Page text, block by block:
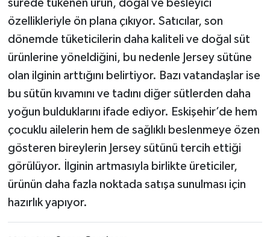
sürede tükenen ürün, doğal ve besleyici
özellikleriyle ön plana çıkıyor. Satıcılar, son
dönemde tüketicilerin daha kaliteli ve doğal süt
ürünlerine yöneldiğini, bu nedenle Jersey sütüne
olan ilginin arttığını belirtiyor. Bazı vatandaşlar ise
bu sütün kıvamını ve tadını diğer sütlerden daha
yoğun bulduklarını ifade ediyor. Eskişehir’de hem
çocuklu ailelerin hem de sağlıklı beslenmeye özen
gösteren bireylerin Jersey sütünü tercih ettiği
görülüyor. İlginin artmasıyla birlikte üreticiler,
ürünün daha fazla noktada satışa sunulması için
hazırlık yapıyor.